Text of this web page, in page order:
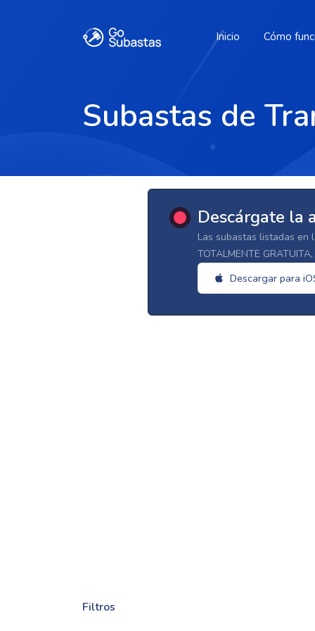
Inicio Cómo
Subastas de
Descárgate la
Las subastas listadas en
TOTALMENTE
Descargar para
Filtros